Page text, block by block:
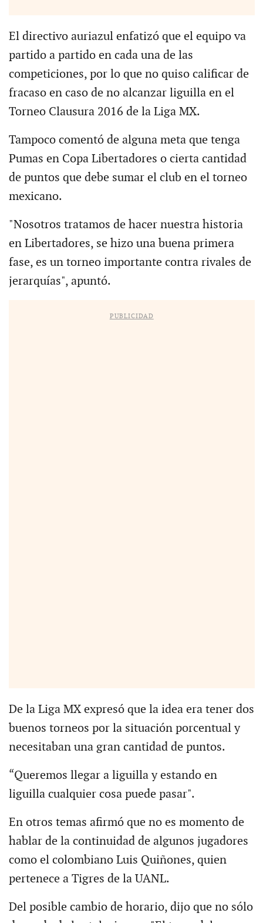
El directivo auriazul enfatizó que el equipo va
partido a partido en cada una de las
competiciones, por lo que no quiso calificar de
fracaso en caso de no alcanzar liguilla en el
Torneo Clausura 2016 de la Liga MX.
Tampoco comentó de alguna meta que tenga
Pumas en Copa Libertadores o cierta cantidad
de puntos que debe sumar el club en el torneo
mexicano.
"Nosotros tratamos de hacer nuestra historia
en Libertadores, se hizo una buena primera
fase, es un torneo importante contra rivales de
jerarquías", apuntó.
PUBLICIDAD
De la Liga MX expresó que la idea era tener dos
buenos torneos por la situación porcentual y
necesitaban una gran cantidad de puntos.
“Queremos llegar a liguilla y estando en
liguilla cualquier cosa puede pasar".
En otros temas afirmó que no es momento de
hablar de la continuidad de algunos jugadores
como el colombiano Luis Quiñones, quien
pertenece a Tigres de la UANL.
Del posible cambio de horario, dijo que no sólo